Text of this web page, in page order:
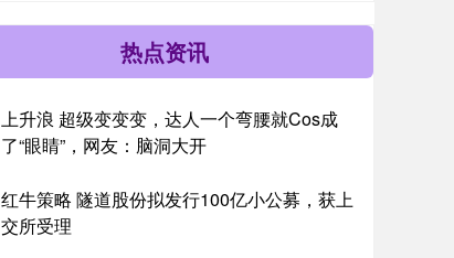
热点资讯
上升浪 超级变变变，达人一个弯腰就Cos成
了“眼睛”，网友：脑洞大开
红牛策略 隧道股份拟发行100亿小公募，获上
交所受理